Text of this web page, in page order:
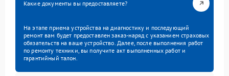
Какие документы вы предоставляете?
На этапе приема устройства на диагностику и последующий
ремонт вам будет предоставлен заказ-наряд с указанием страховых
обязательств на ваше устройство. Далее, после выполнения работ
по ремонту техники, вы получите акт выполненных работ и
гарантийный талон.